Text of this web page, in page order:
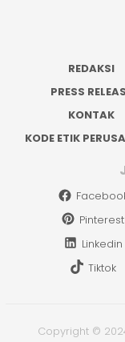
REDAKSI
PRESS
KONTAK
KODE ETIK
Pinterest
Linkedin
Tiktok
Copyright ©